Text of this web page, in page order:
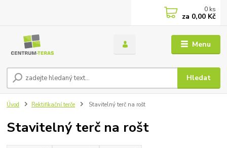
Menu
Hledat
0 ks
za 0,00 Kč
Úvod Rektifikační terče Stavitelný terč na rošt
Stavitelný terč na rošt